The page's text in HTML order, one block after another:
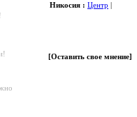
Никосия : Центр |
[Оставить свое мнение]